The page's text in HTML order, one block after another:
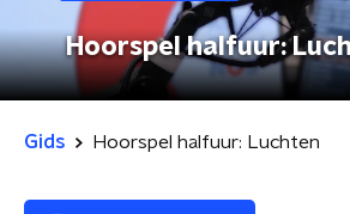
Hoorspel halfuur:
Gids Hoorspel halfuur: Luchten